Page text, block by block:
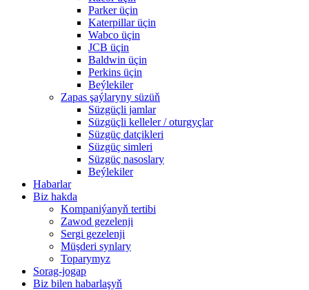
Parker üçin
Katerpillar üçin
Wabco üçin
JCB üçin
Baldwin üçin
Perkins üçin
Beýlekiler
Zapas şaýlaryny süzüň
Süzgüçli jamlar
Süzgüçli kelleler / oturgyçlar
Süzgüç datçikleri
Süzgüç simleri
Süzgüç nasoslary
Beýlekiler
Habarlar
Biz hakda
Kompaniýanyň tertibi
Zawod gezelenji
Sergi gezelenji
Müşderi synlary
Toparymyz
Sorag-jogap
Biz bilen habarlaşyň